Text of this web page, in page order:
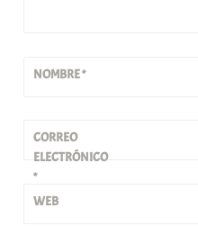
NOMBRE*
CORREO
ELECTRÓNICO
*
WEB